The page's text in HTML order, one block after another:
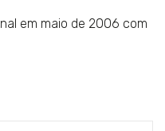
em maio de 2006 com